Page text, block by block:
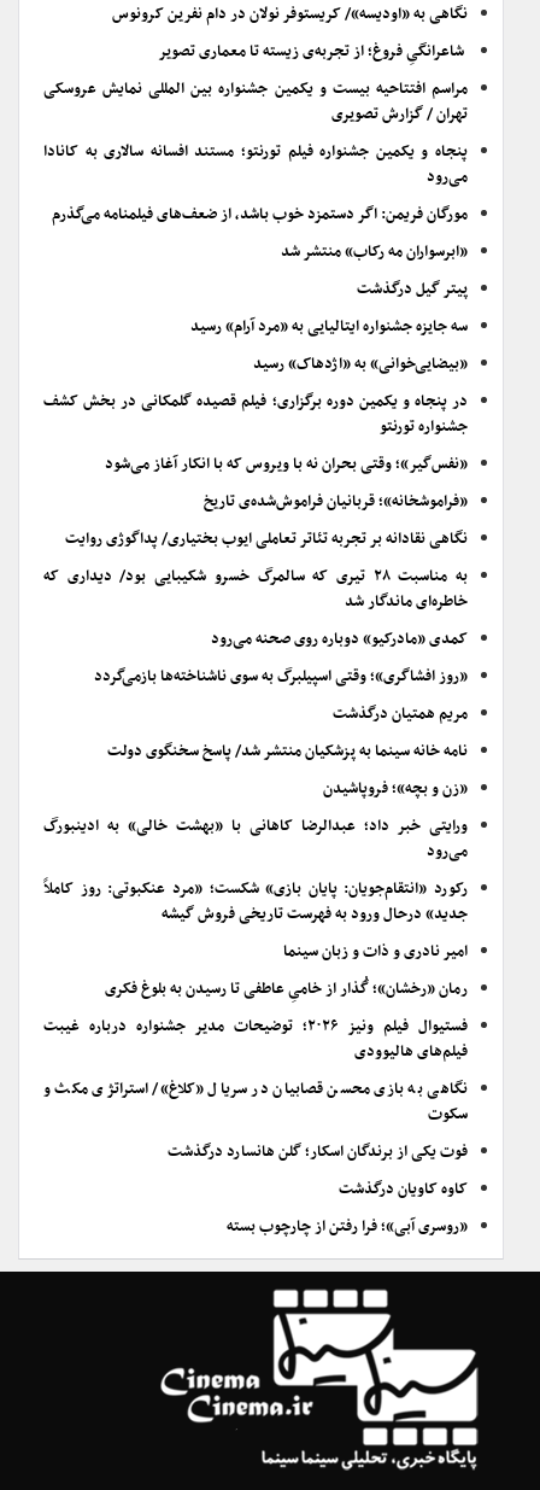
نگاهی به «اودیسه»/ کریستوفر نولان در دام نفرین کرونوس
شاعرانگیِ فروغ؛ از تجربه‌ی زیسته تا معماری تصویر
مراسم افتتاحیه بیست و یکمین جشنواره بین المللی نمایش عروسکی
تهران / گزارش تصویری
پنجاه و یکمین جشنواره فیلم تورنتو؛ مستند افسانه سالاری به کانادا
می‌رود
مورگان فریمن: اگر دستمزد خوب باشد، از ضعف‌های فیلمنامه می‌گذرم
«ابرسواران مه رکاب» منتشر شد
پیتر گیل درگذشت
سه جایزه جشنواره ایتالیایی به «مرد آرام» رسید
«بیضایی‌خوانی» به «اژدهاک» رسید
در پنجاه و یکمین دوره برگزاری؛ فیلم قصیده گلمکانی در بخش کشف
جشنواره تورنتو
«نفس‌گیر»؛ وقتی بحران نه با ویروس که با انکار آغاز می‌شود
«فراموشخانه»؛ قربانیان فراموش‌شده‌ی تاریخ
نگاهی نقادانه بر تجربه تئاتر تعاملی ایوب بختیاری/ پداگوژی روایت
به مناسبت ۲۸ تیری که سالمرگ خسرو شکیبایی بود/ دیداری که
خاطره‌ای ماندگار شد
کمدی «مادرکیو» دوباره روی صحنه می‌رود
«روز افشاگری»؛ وقتی اسپیلبرگ به سوی ناشناخته‌ها بازمی‌گردد
مریم همتیان درگذشت
نامه خانه سینما به پزشکیان منتشر شد/ پاسخ سخنگوی دولت
«زن و بچه»؛ فروپاشیدن
ورایتی خبر داد؛ عبدالرضا کاهانی با «بهشت خالی» به ادینبورگ
می‌رود
رکورد «انتقام‌جویان: پایان بازی» شکست؛ «مرد عنکبوتی: روز کاملاً
جدید» درحال ورود به فهرست تاریخی فروش گیشه
امیر نادری و ذات و زبان سینما
رمان «رخشان»؛ گُذار از خامیِ عاطفی تا رسیدن به بلوغ فکری
فستیوال فیلم ونیز ۲۰۲۶؛ توضیحات مدیر جشنواره درباره غیبت
فیلم‌های هالیوودی
نگاهی به بازی محسن قصابیان در سریال «کلاغ»/ استراتژی مکث و
سکوت
فوت یکی از برندگان اسکار؛ گلن هانسارد درگذشت
کاوه کاویان درگذشت
«روسری آبی»؛ فرا رفتن از چارچوب بسته